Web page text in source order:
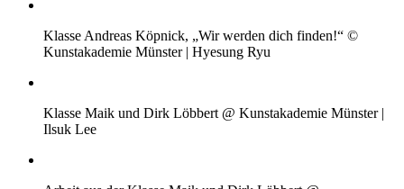
Klasse Andreas Köpnick, „Wir werden dich finden!“ ©
Kunstakademie Münster | Hyesung Ryu
Klasse Maik und Dirk Löbbert @ Kunstakademie Münster |
Ilsuk Lee